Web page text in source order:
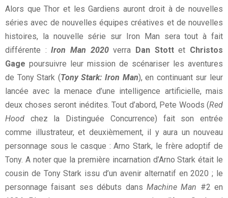
Alors que Thor et les Gardiens auront droit à de nouvelles
séries avec de nouvelles équipes créatives et de nouvelles
histoires, la nouvelle série sur Iron Man sera tout à fait
différente :Iron Man 2020verra Dan Stottet Christos
Gage poursuivre leur mission de scénariser les aventures
de Tony Stark (Tony Stark: Iron Man), en continuant sur leur
lancée avec la menace d’une intelligence artificielle, mais
deux choses seront inédites. Tout d’abord, Pete Woods (Red
Hood chez la Distinguée Concurrence) fait son entrée
comme illustrateur, et deuxièmement, il y aura un nouveau
personnage sous le casque : Arno Stark, le frère adoptif de
Tony. A noter que la première incarnation d’Arno Stark était le
cousin de Tony Stark issu d’un avenir alternatif en 2020 ; le
personnage faisant ses débuts dans Machine Man #2 en